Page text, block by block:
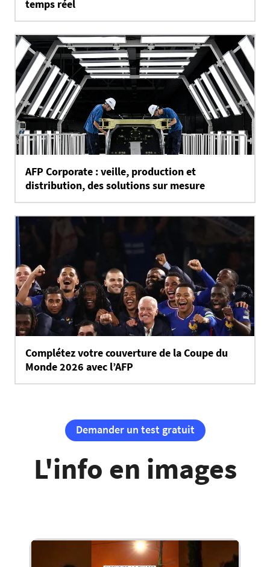
temps réel
AFP Corporate : veille, production et
distribution, des solutions sur mesure
Complétez votre couverture de la Coupe du
Monde 2026 avec l’AFP
Demander un test gratuit
L'info en images